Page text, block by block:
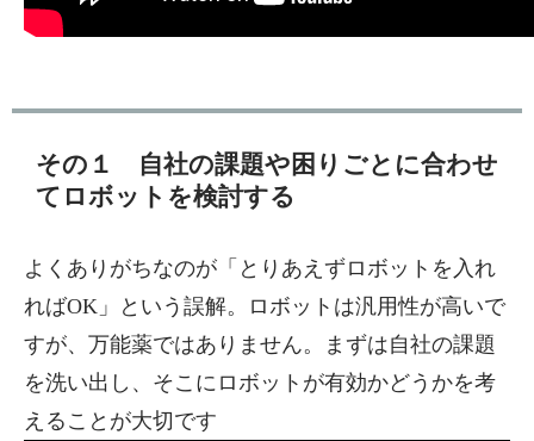
その１ 自社の課題や困りごとに合わせ
てロボットを検討する
よくありがちなのが「とりあえずロボットを入れ
ればOK」という誤解。ロボットは汎用性が高いで
すが、万能薬ではありません。まずは自社の課題
を洗い出し、そこにロボットが有効かどうかを考
えることが大切です